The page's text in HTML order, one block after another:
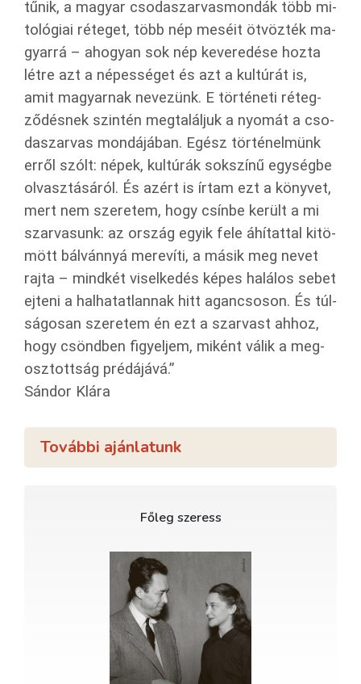
tűnik, a ma­gyar cso­da­szar­vas­mon­dák több mi­
to­ló­gi­ai ré­te­get, több nép me­sé­it öt­vöz­ték ma­
gyar­rá – aho­gyan sok nép ke­ve­re­dé­se hozta
létre azt a né­pes­sé­get és azt a kul­tú­rát is,
amit ma­gyar­nak ne­ve­zünk. E tör­té­ne­ti ré­teg­
ző­dés­nek szin­tén meg­ta­lál­juk a nyo­mát a cso­
da­szar­vas mon­dá­já­ban. Egész tör­té­nel­münk
erről szólt: népek, kul­tú­rák sok­szí­nű egy­ség­be
ol­vasz­tá­sá­ról. És azért is írtam ezt a köny­vet,
mert nem sze­re­tem, hogy csín­be ke­rült a mi
szar­va­sunk: az or­szág egyik fele áhí­tat­tal ki­tö­
mött bál­vánnyá me­re­ví­ti, a másik meg nevet
rajta – mind­két vi­sel­ke­dés képes ha­lá­los sebet
ej­te­ni a hal­ha­tat­lan­nak hitt agan­cso­son. És túl­
sá­go­san sze­re­tem én ezt a szar­vast ahhoz,
hogy csönd­ben fi­gyel­jem, mi­ként válik a meg­
osz­tott­ság pré­dá­já­vá.”
Sán­dor Klára
További ajánlatunk
Főleg szeress